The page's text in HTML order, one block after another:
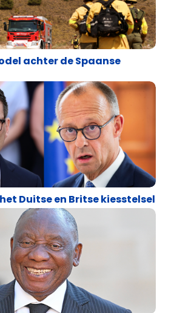
politiek
achter de Spaanse
politiek
Duitse en Britse kiesstelsel